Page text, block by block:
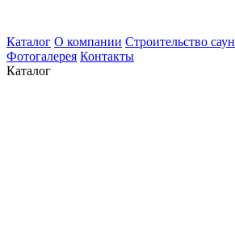
Каталог О компании Строительство саун
Фотогалерея Контакты
Каталог